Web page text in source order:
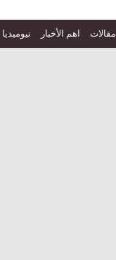
مقالات اهم الأخبار نيوميديا